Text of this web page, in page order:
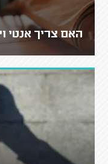
האם צריך אנטי